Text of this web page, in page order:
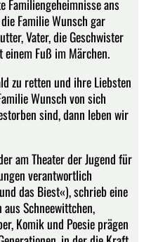
Familiengeheimnisse ans
Familie Wunsch gar
Vater, die Geschwister
Fuß im Märchen.
zu retten und ihre Liebsten
Wunsch von sich
sind, dann leben wir
am Theater der Jugend für
verantwortlich
das Biest«), schrieb eine
Schneewittchen,
Komik und Poesie prägen